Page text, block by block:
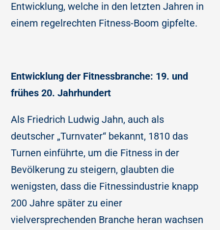
Entwicklung, welche in den letzten Jahren in
einem regelrechten Fitness-Boom gipfelte.
Entwicklung der Fitnessbranche: 19. und
frühes 20. Jahrhundert
Als Friedrich Ludwig Jahn, auch als
deutscher „Turnvater“ bekannt, 1810 das
Turnen einführte, um die Fitness in der
Bevölkerung zu steigern, glaubten die
wenigsten, dass die Fitnessindustrie knapp
200 Jahre später zu einer
vielversprechenden Branche heran wachsen